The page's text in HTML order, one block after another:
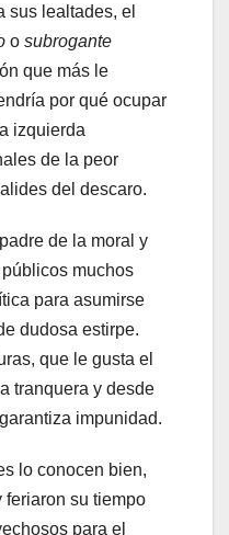
sus lealtades, el
o subrogante
que más le
por qué ocupar
izquierda
de la peor
del descaro.
de la moral y
muchos
para asumirse
dudosa estirpe.
que le gusta el
tranquera y desde
impunidad.
lo conocen bien,
feriaron su tiempo
para el